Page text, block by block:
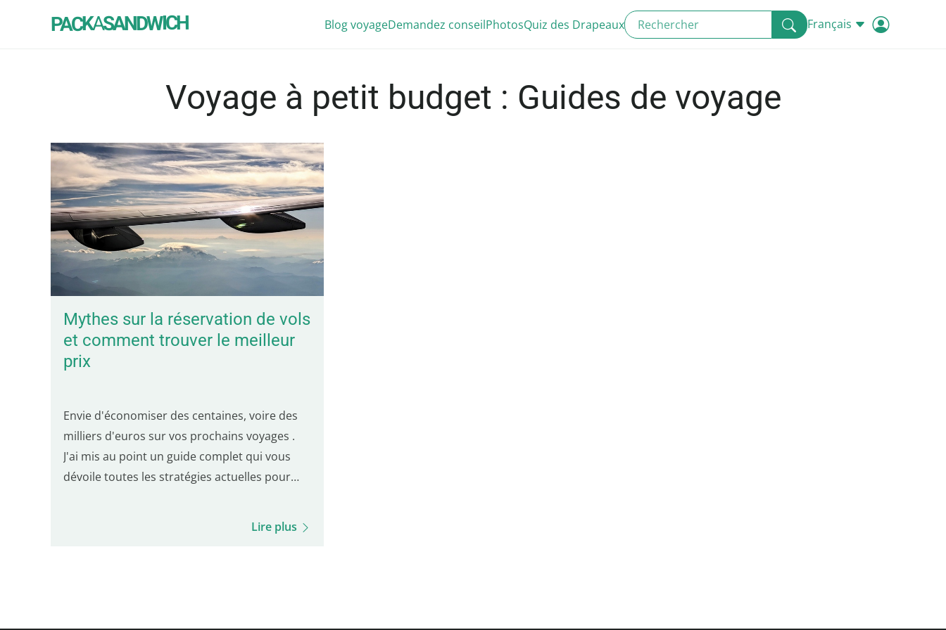
PACKASANDWICH Blog voyageDemandez conseilPhotosQuiz des Drapeaux Français
Voyage à petit budget : Guides de voyage
Mythes sur la réservation de vols
et comment trouver le meilleur
prix
Envie d'économiser des centaines, voire des
milliers d'euros sur vos prochains voyages .
J'ai mis au point un guide complet qui vous
dévoile toutes les stratégies actuelles pour
Apprenez à éviter les pièges courants de la
réservation de vols et découvrez les meilleurs
Lire plus